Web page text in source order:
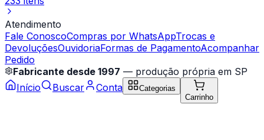
Atendimento
Fale ConoscoCompras por WhatsAppTrocas e
DevoluçõesOuvidoriaFormas de PagamentoAcompanhar
Pedido
Fabricante desde 1997 — produção própria em SP
Início
Buscar Conta
Categorias
Carrinho